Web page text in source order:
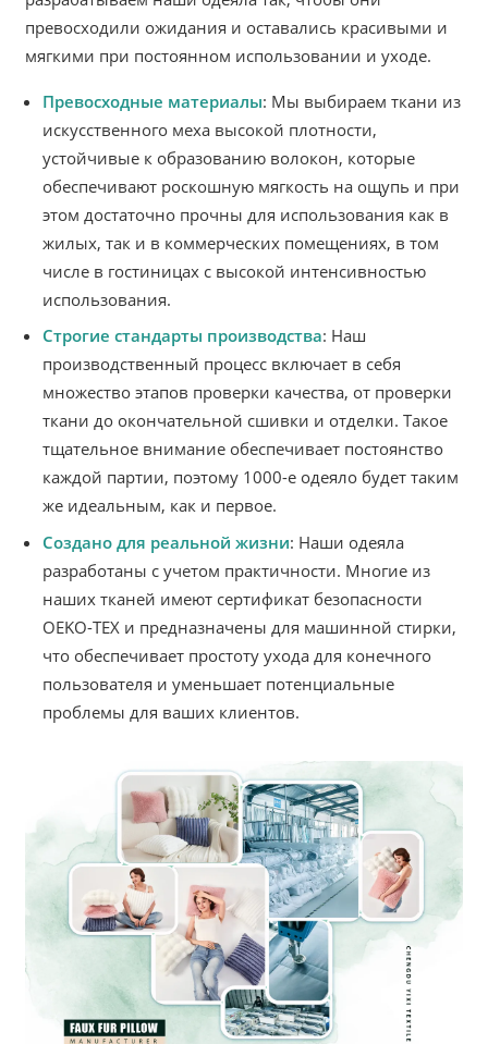
превосходили ожидания и оставались красивыми и
мягкими при постоянном использовании и уходе.
Превосходные материалы: Мы выбираем ткани из
искусственного меха высокой плотности,
устойчивые к образованию волокон, которые
обеспечивают роскошную мягкость на ощупь и при
этом достаточно прочны для использования как в
жилых, так и в коммерческих помещениях, в том
числе в гостиницах с высокой интенсивностью
использования.
Строгие стандарты производства: Наш
производственный процесс включает в себя
множество этапов проверки качества, от проверки
ткани до окончательной сшивки и отделки. Такое
тщательное внимание обеспечивает постоянство
каждой партии, поэтому 1000-е одеяло будет таким
же идеальным, как и первое.
Создано для реальной жизни: Наши одеяла
разработаны с учетом практичности. Многие из
наших тканей имеют сертификат безопасности
OEKO-TEX и предназначены для машинной стирки,
что обеспечивает простоту ухода для конечного
пользователя и уменьшает потенциальные
проблемы для ваших клиентов.